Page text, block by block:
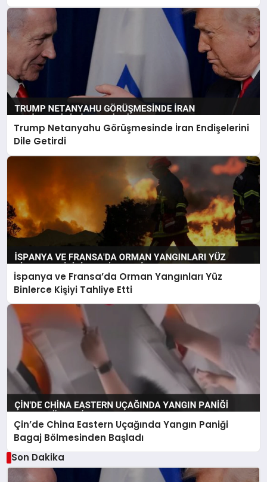
Trump Netanyahu Görüşmesinde İran Endişelerini
Dile Getirdi
İspanya ve Fransa’da Orman Yangınları Yüz
Binlerce Kişiyi Tahliye Etti
Çin’de China Eastern Uçağında Yangın Paniği
Bagaj Bölmesinden Başladı
Son Dakika